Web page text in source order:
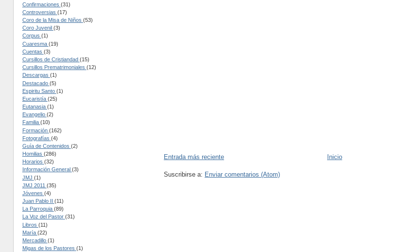
Confirmaciones (31)
Controversias (17)
Coro de la Misa de Niños (53)
Coro Juvenil (3)
Corpus (1)
Cuaresma (19)
Cuentas (3)
Cursillos de Cristiandad (15)
Cursillos Prematrimoniales (12)
Descargas (1)
Destacado (5)
Espiritu Santo (1)
Eucaristía (25)
Eutanasia (1)
Evangelio (2)
Familia (10)
Formación (162)
Fotografías (4)
Guía de Contenidos (2)
Homilias (286)
Horarios (32)
Información General (3)
JMJ (1)
JMJ 2011 (35)
Jóvenes (4)
Juan Pablo II (11)
La Parroquia (89)
La Voz del Pastor (31)
Libros (11)
María (22)
Mercadillo (1)
Migas de los Pastores (1)
Entrada más reciente Inicio
Suscribirse a: Enviar comentarios (Atom)